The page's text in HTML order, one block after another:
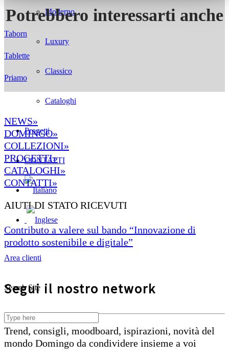
Moderno
Luxury
Classico
Cataloghi
Progetti
CONTATTI
Area clienti
Search Site
Potrebbero interessarti anche
Taborn
Tablette
Priamo
NEWS»
DOMINGO»
COLLEZIONI»
PROGETTI»
CATALOGHI»
CONTATTI»
AIUTI DI STATO RICEVUTI
Contributo a valere sul bando “Innovazione di
prodotto sostenibile e digitale”
Segui il nostro network
Trend, consigli, moodboard, ispirazioni, novità del
mondo Domingo da condividere insieme a voi